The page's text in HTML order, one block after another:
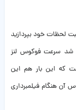
لحظات خود بپردازید
شد سرعت فوکوس لنز
که این‌ بار هم این
آن هنگام فیلمبرداری